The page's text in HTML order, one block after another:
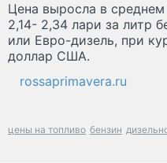
Цена выросла в
2,14- 2,34 лари за литр
или Евро-дизель, при
доллар США.
rossaprimavera.ru
цены на топливо бензин